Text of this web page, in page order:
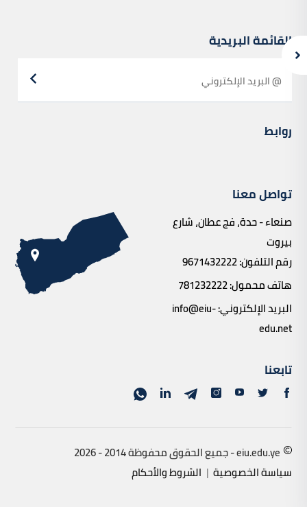
القائمة البريدية
روابط
تواصل معنا
صنعاء - حدة، فج عطان، شارع
بيروت
رقم التلفون:9671432222
هاتف محمول:781232222
البريد الإلكتروني:info@eiu-
edu.net
تابعنا
eiu.edu.ye - جميع الحقوق محفوظة 2014 - 2026
سياسة الخصوصية | الشروط والأحكام